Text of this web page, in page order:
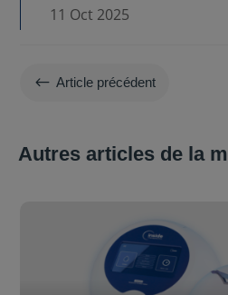
11 Oct 2025
# Article précédent
Autres articles de la